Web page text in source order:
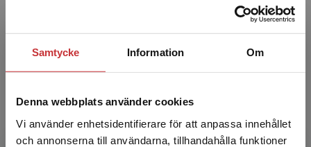
Samtycke Information Om
Denna webbplats använder cookies
Vi använder enhetsidentifierare för att anpassa innehållet
och annonserna till användarna, tillhandahålla funktioner
organisationer, vilket ...